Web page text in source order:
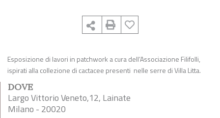
Esposizione di lavori in patchwork a cura dell’Associazione Filifolli,
ispirati alla collezione di cactacee presenti nelle serre di Villa Litta.
DOVE
Largo Vittorio Veneto,12, Lainate
Milano - 20020